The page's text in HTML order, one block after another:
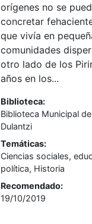
orígenes no se
concretar
que vivía en
comunidades
otro lado de los
años en los...
Biblioteca:
Biblioteca Municipal
Dulantzi
Temáticas:
Ciencias sociales,
política, Historia
Recomendado:
19/10/2019